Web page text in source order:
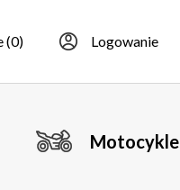
(0) Logowanie
Motocykle